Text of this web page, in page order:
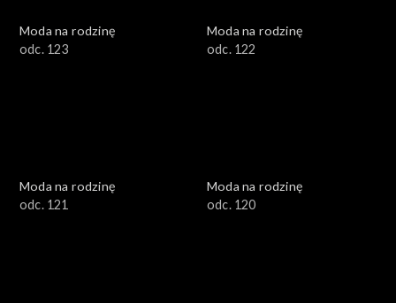
Moda na rodzinę
odc. 123
Moda na rodzinę
odc. 122
Moda na rodzinę
odc. 121
Moda na rodzinę
odc. 120